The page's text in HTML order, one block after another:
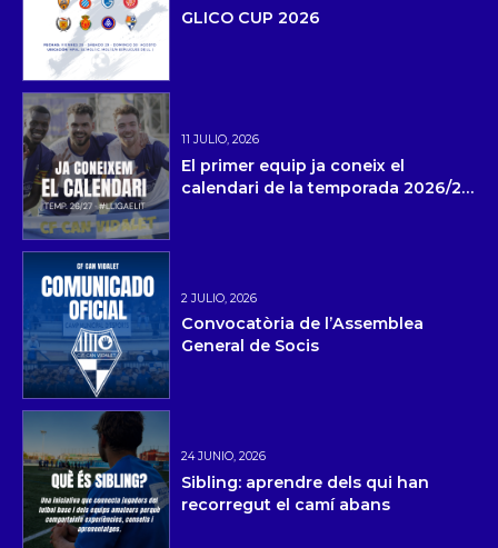
GLICO CUP 2026
11 JULIO, 2026
El primer equip ja coneix el
calendari de la temporada 2026/27
2 JULIO, 2026
Convocatòria de l’Assemblea
General de Socis
24 JUNIO, 2026
Sibling: aprendre dels qui han
recorregut el camí abans